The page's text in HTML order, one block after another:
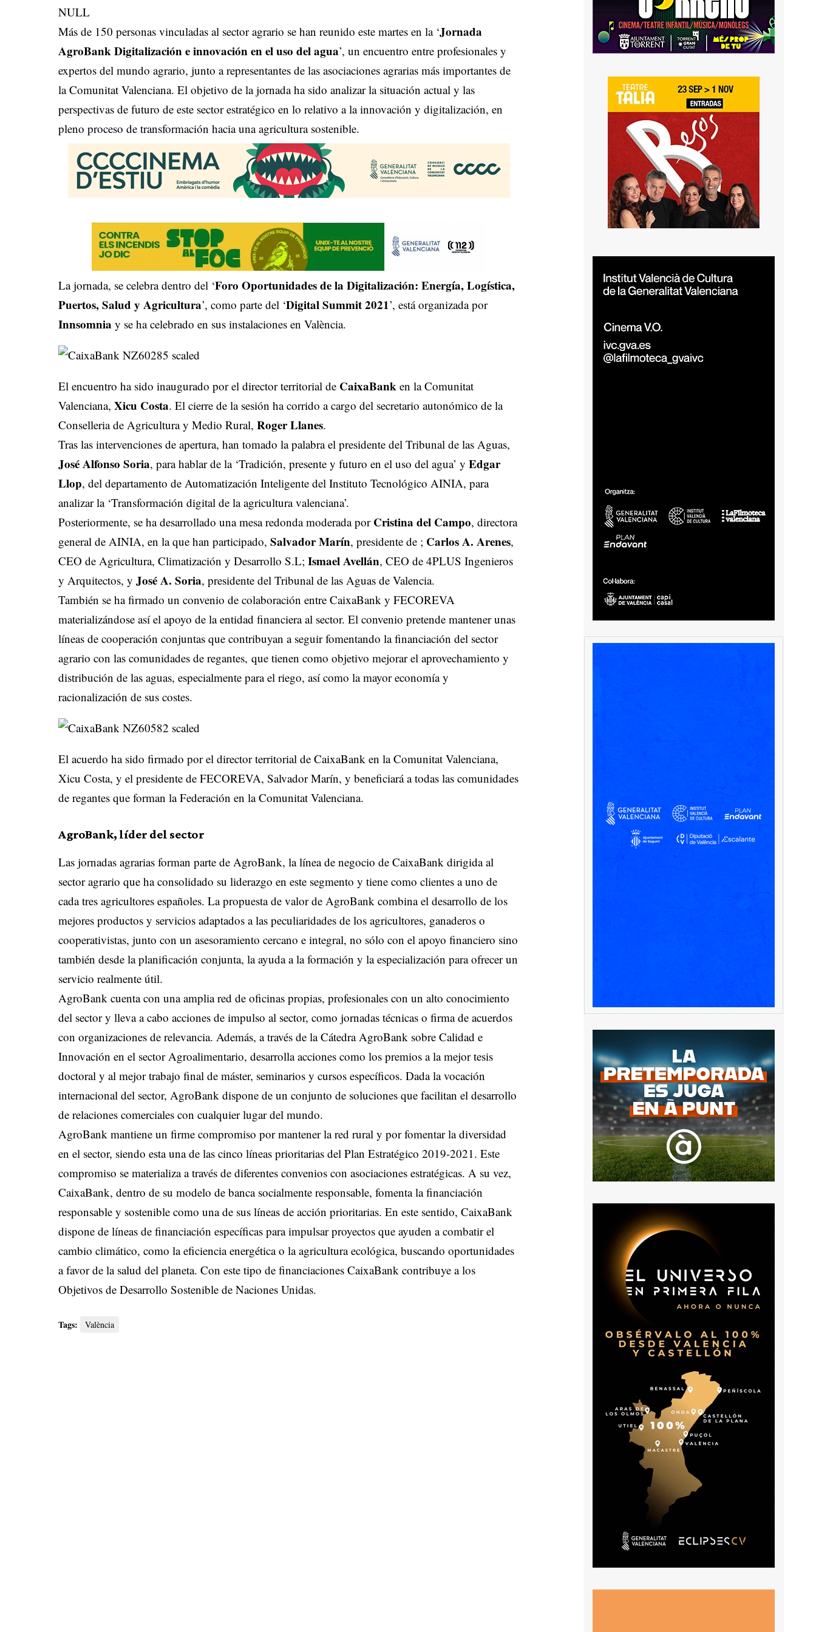
NULL
Más de 150 personas vinculadas al sector agrario se han reunido este martes en la ‘Jornada
AgroBank Digitalización e innovación en el uso del agua’, un encuentro entre profesionales y
expertos del mundo agrario, junto a representantes de las asociaciones agrarias más importantes de
la Comunitat Valenciana. El objetivo de la jornada ha sido analizar la situación actual y las
perspectivas de futuro de este sector estratégico en lo relativo a la innovación y digitalización, en
pleno proceso de transformación hacia una agricultura sostenible.
La jornada, se celebra dentro del ‘Foro Oportunidades de la Digitalización: Energía, Logística,
Puertos, Salud y Agricultura’, como parte del ‘Digital Summit 2021’, está organizada por
Innsomnia y se ha celebrado en sus instalaciones en València.
El encuentro ha sido inaugurado por el director territorial de CaixaBank en la Comunitat
Valenciana,Xicu Costa. El cierre de la sesión ha corrido a cargo del secretario autonómico de la
Conselleria de Agricultura y Medio Rural,Roger Llanes.
Tras las intervenciones de apertura, han tomado la palabra el presidente del Tribunal de las Aguas,
José Alfonso Soria, para hablar de la ‘Tradición, presente y futuro en el uso del agua’ yEdgar
Llop, del departamento de Automatización Inteligente del Instituto Tecnológico AINIA, para
analizar la ‘Transformación digital de la agricultura valenciana’.
Posteriormente, se ha desarrollado una mesa redonda moderada por Cristina del Campo, directora
general de AINIA, en la que han participado, Salvador Marín, presidente de ; Carlos A. Arenes,
CEO de Agricultura, Climatización y Desarrollo S.L;Ismael Avellán, CEO de 4PLUS Ingenieros
y Arquitectos, yJosé A. Soria, presidente del Tribunal de las Aguas de Valencia.
También se ha firmado un convenio de colaboración entre CaixaBank y FECOREVA
materializándose así el apoyo de la entidad financiera al sector. El convenio pretende mantener unas
líneas de cooperación conjuntas que contribuyan a seguir fomentando la financiación del sector
agrario con las comunidades de regantes, que tienen como objetivo mejorar el aprovechamiento y
distribución de las aguas, especialmente para el riego, así como la mayor economía y
racionalización de sus costes.
El acuerdo ha sido firmado por el director territorial de CaixaBank en la Comunitat Valenciana,
Xicu Costa, y el presidente de FECOREVA, Salvador Marín, y beneficiará a todas las comunidades
de regantes que forman la Federación en la Comunitat Valenciana.
AgroBank, líder del sector
Las jornadas agrarias forman parte de AgroBank, la línea de negocio de CaixaBank dirigida al
sector agrario que ha consolidado su liderazgo en este segmento y tiene como clientes a uno de
cada tres agricultores españoles. La propuesta de valor de AgroBank combina el desarrollo de los
mejores productos y servicios adaptados a las peculiaridades de los agricultores, ganaderos o
cooperativistas, junto con un asesoramiento cercano e integral, no sólo con el apoyo financiero sino
también desde la planificación conjunta, la ayuda a la formación y la especialización para ofrecer un
servicio realmente útil.
AgroBank cuenta con una amplia red de oficinas propias, profesionales con un alto conocimiento
del sector y lleva a cabo acciones de impulso al sector, como jornadas técnicas o firma de acuerdos
con organizaciones de relevancia. Además, a través de la Cátedra AgroBank sobre Calidad e
Innovación en el sector Agroalimentario, desarrolla acciones como los premios a la mejor tesis
doctoral y al mejor trabajo final de máster, seminarios y cursos específicos. Dada la vocación
internacional del sector, AgroBank dispone de un conjunto de soluciones que facilitan el desarrollo
de relaciones comerciales con cualquier lugar del mundo.
AgroBank mantiene un firme compromiso por mantener la red rural y por fomentar la diversidad
en el sector, siendo esta una de las cinco líneas prioritarias del Plan Estratégico 2019-2021. Este
compromiso se materializa a través de diferentes convenios con asociaciones estratégicas. A su vez,
CaixaBank, dentro de su modelo de banca socialmente responsable, fomenta la financiación
responsable y sostenible como una de sus líneas de acción prioritarias. En este sentido, CaixaBank
dispone de líneas de financiación específicas para impulsar proyectos que ayuden a combatir el
cambio climático, como la eficiencia energética o la agricultura ecológica, buscando oportunidades
a favor de la salud del planeta. Con este tipo de financiaciones CaixaBank contribuye a los
Objetivos de Desarrollo Sostenible de Naciones Unidas.
Tags: València